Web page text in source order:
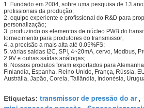
1. Fundado em 2004, sobre uma pesquisa de 13
profissionais da produção;
2. equipe experiente e profissional do R&D para
personalização;
3. produzindo os elementos de núcleo PWB do
fornecimento para produtores do transmissor;
4. a precisão a mais alta até 0.05%FS;
5. várias saídas I2C, SPI, 4~20mA, cervo, Modbus,
2.9V e outras saídas análogas;
6. Nossos produtos foram exportados para
Finlandia, Espanha, Reino Unido, França, Rússia,
Austrália, Japão, Coreia, Tailândia, Indonésia,
Etiquetas: transmissor de pressão do ar,